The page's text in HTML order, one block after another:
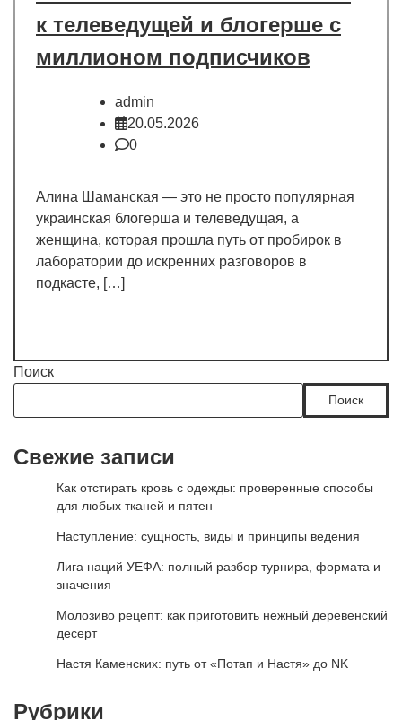
к телеведущей и блогерше с
миллионом подписчиков
admin
20.05.2026
0
Алина Шаманская — это не просто популярная
украинская блогерша и телеведущая, а
женщина, которая прошла путь от пробирок в
лаборатории до искренних разговоров в
подкасте, […]
Поиск
Поиск
Свежие записи
Как отстирать кровь с одежды: проверенные способы
для любых тканей и пятен
Наступление: сущность, виды и принципы ведения
Лига наций УЕФА: полный разбор турнира, формата и
значения
Молозиво рецепт: как приготовить нежный деревенский
десерт
Настя Каменских: путь от «Потап и Настя» до NK
Рубрики